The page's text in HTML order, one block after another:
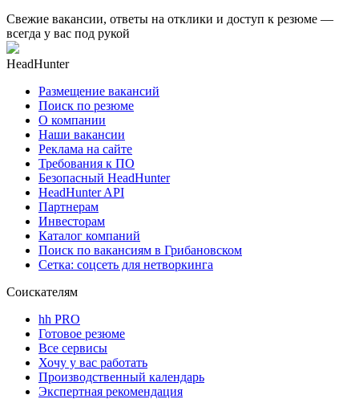
Свежие вакансии, ответы на отклики и доступ к резюме —
всегда у вас под рукой
HeadHunter
Размещение вакансий
Поиск по резюме
О компании
Наши вакансии
Реклама на сайте
Требования к ПО
Безопасный HeadHunter
HeadHunter API
Партнерам
Инвесторам
Каталог компаний
Поиск по вакансиям в Грибановском
Сетка: соцсеть для нетворкинга
Соискателям
hh PRO
Готовое резюме
Все сервисы
Хочу у вас работать
Производственный календарь
Экспертная рекомендация